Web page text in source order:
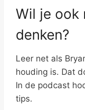
Wil je ook
denken?
Leer net als
houding is. Dat
In de podcast
tips.